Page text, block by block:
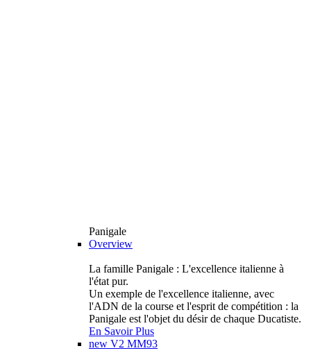
Panigale
Overview
La famille Panigale : L'excellence italienne à
l'état pur.
Un exemple de l'excellence italienne, avec
l'ADN de la course et l'esprit de compétition : la
Panigale est l'objet du désir de chaque Ducatiste.
En Savoir Plus
new V2 MM93